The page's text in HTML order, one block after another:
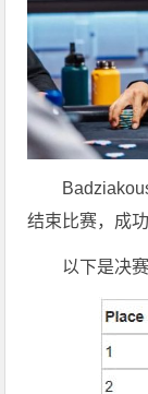
结束比赛，成功
以下是决